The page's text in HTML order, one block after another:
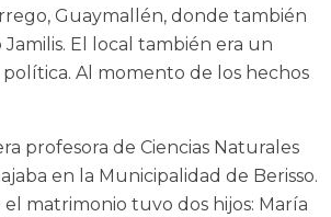
Guaymallén, donde también
El local también era un
Al momento de los hechos
profesora de Ciencias Naturales
en la Municipalidad de Berisso.
el matrimonio tuvo dos hijos: María